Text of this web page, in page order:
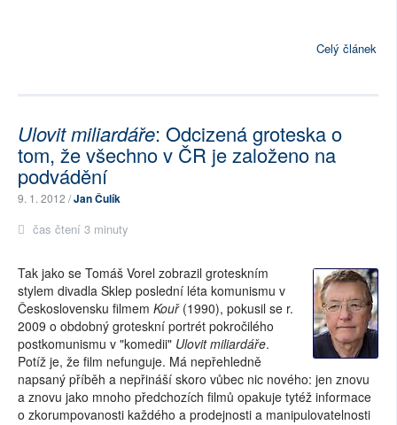
Celý článek
Ulovit miliardáře: Odcizená groteska o
tom, že všechno v ČR je založeno na
podvádění
9. 1. 2012 /Jan Čulík
čas čtení 3 minuty
Tak jako se Tomáš Vorel zobrazil groteskním
stylem divadla Sklep poslední léta komunismu v
Československu filmem Kouř(1990), pokusil se r.
2009 o obdobný groteskní portrét pokročilého
postkomunismu v "komedii" Ulovit miliardáře.
Potíž je, že film nefunguje. Má nepřehledně
napsaný příběh a nepřináší skoro vůbec nic nového: jen znovu
a znovu jako mnoho předchozích filmů opakuje tytéž informace
o zkorumpovanosti každého a prodejnosti a manipulovatelnosti